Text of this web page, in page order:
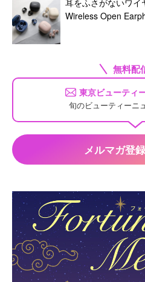
Wireless Open
無料配
東京ビューティ
旬のビューティーニ
メルマガ登